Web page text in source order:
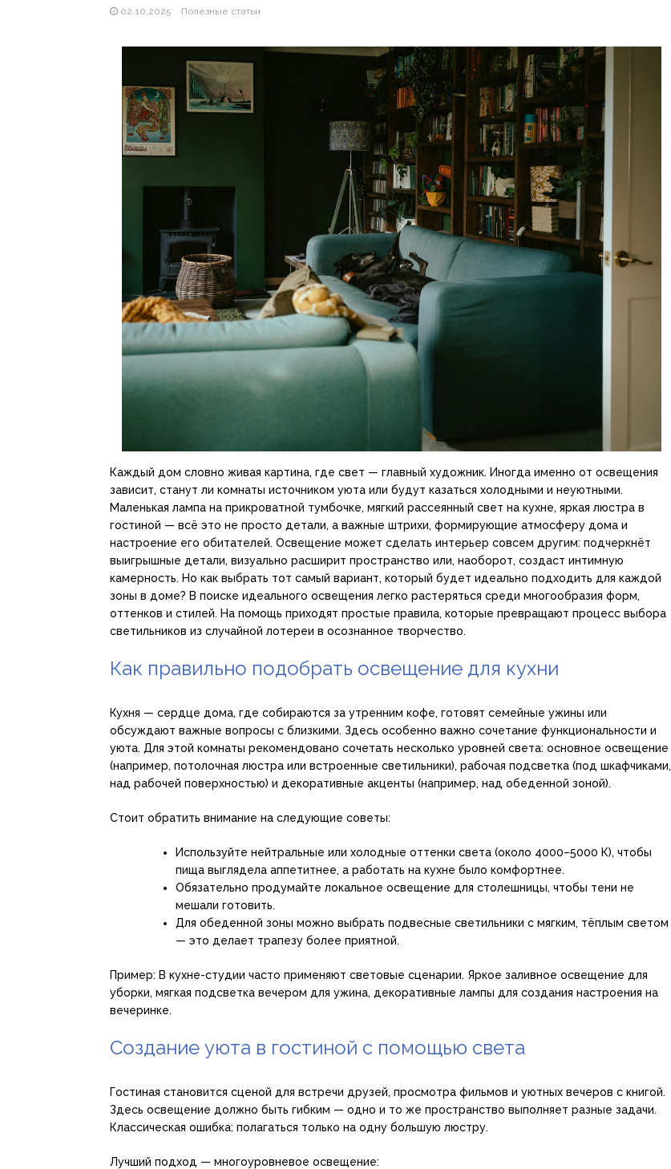
02.10.2025 Полезные статьи
Каждый дом словно живая картина, где свет — главный художник. Иногда именно от освещения
зависит, станут ли комнаты источником уюта или будут казаться холодными и неуютными.
Маленькая лампа на прикроватной тумбочке, мягкий рассеянный свет на кухне, яркая люстра в
гостиной — всё это не просто детали, а важные штрихи, формирующие атмосферу дома и
настроение его обитателей. Освещение может сделать интерьер совсем другим: подчеркнёт
выигрышные детали, визуально расширит пространство или, наоборот, создаст интимную
камерность. Но как выбрать тот самый вариант, который будет идеально подходить для каждой
зоны в доме? В поиске идеального освещения легко растеряться среди многообразия форм,
оттенков и стилей. На помощь приходят простые правила, которые превращают процесс выбора
светильников из случайной лотереи в осознанное творчество.
Как правильно подобрать освещение для кухни
Кухня — сердце дома, где собираются за утренним кофе, готовят семейные ужины или
обсуждают важные вопросы с близкими. Здесь особенно важно сочетание функциональности и
уюта. Для этой комнаты рекомендовано сочетать несколько уровней света: основное освещение
(например, потолочная люстра или встроенные светильники), рабочая подсветка (под шкафчиками,
над рабочей поверхностью) и декоративные акценты (например, над обеденной зоной).
Стоит обратить внимание на следующие советы:
Используйте нейтральные или холодные оттенки света (около 4000–5000 К), чтобы
пища выглядела аппетитнее, а работать на кухне было комфортнее.
Обязательно продумайте локальное освещение для столешницы, чтобы тени не
мешали готовить.
Для обеденной зоны можно выбрать подвесные светильники с мягким, тёплым светом
— это делает трапезу более приятной.
Пример: В кухне-студии часто применяют световые сценарии. Яркое заливное освещение для
уборки, мягкая подсветка вечером для ужина, декоративные лампы для создания настроения на
вечеринке.
Создание уюта в гостиной с помощью света
Гостиная становится сценой для встречи друзей, просмотра фильмов и уютных вечеров с книгой.
Здесь освещение должно быть гибким — одно и то же пространство выполняет разные задачи.
Классическая ошибка: полагаться только на одну большую люстру.
Лучший подход — многоуровневое освещение: